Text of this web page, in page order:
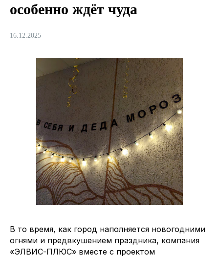
особенно ждёт чуда
16.12.2025
В то время, как город наполняется новогодними
огнями и предвкушением праздника, компания
«ЭЛВИС-ПЛЮС» вместе с проектом